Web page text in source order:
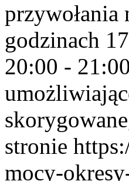
godzinach
20:00 -
stronie
mocy-